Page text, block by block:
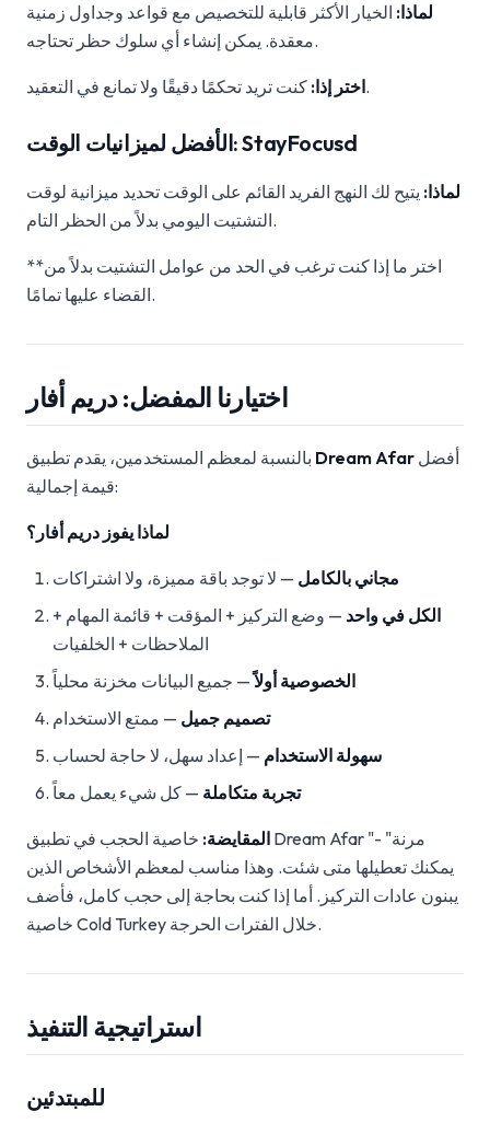
لماذا: الخيار الأكثر قابلية للتخصيص مع قواعد وجداول زمنية
معقدة. يمكن إنشاء أي سلوك حظر تحتاجه.
اختر إذا:كنت تريد تحكمًا دقيقًا ولا تمانع في التعقيد.
الأفضل لميزانيات الوقت: StayFocusd
لماذا: يتيح لك النهج الفريد القائم على الوقت تحديد ميزانية لوقت
التشتيت اليومي بدلاً من الحظر التام.
**اختر ما إذا كنت ترغب في الحد من عوامل التشتيت بدلاً من
القضاء عليها تمامًا.
اختيارنا المفضل: دريم أفار
Dream Afar
قيمة إجمالية:
لماذا يفوز دريم أفار؟
مجاني بالكامل — لا توجد باقة مميزة، ولا اشتراكات
الكل في واحد — وضع التركيز + المؤقت + قائمة المهام +
الملاحظات + الخلفيات
الخصوصية أولاً— جميع البيانات مخزنة محلياً
تصميم جميل — ممتع الاستخدام
سهولة الاستخدام — إعداد سهل، لا حاجة لحساب
تجربة متكاملة — كل شيء يعمل معاً
المقايضة: خاصية الحجب في تطبيق Dream Afar "مرنة" -
يمكنك تعطيلها متى شئت. وهذا مناسب لمعظم الأشخاص الذين
يبنون عادات التركيز. أما إذا كنت بحاجة إلى حجب كامل، فأضف
خاصية Cold Turkey خلال الفترات الحرجة.
استراتيجية التنفيذ
للمبتدئين